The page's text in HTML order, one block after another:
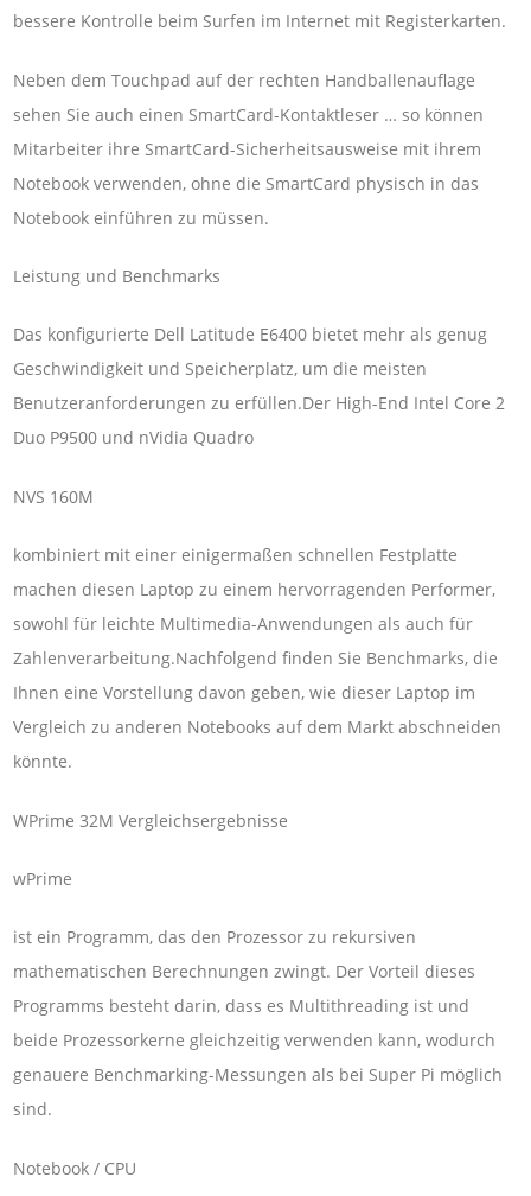
bessere Kontrolle beim Surfen im Internet mit Registerkarten.
Neben dem Touchpad auf der rechten Handballenauflage
sehen Sie auch einen SmartCard-Kontaktleser … so können
Mitarbeiter ihre SmartCard-Sicherheitsausweise mit ihrem
Notebook verwenden, ohne die SmartCard physisch in das
Notebook einführen zu müssen.
Leistung und Benchmarks
Das konfigurierte Dell Latitude E6400 bietet mehr als genug
Geschwindigkeit und Speicherplatz, um die meisten
Benutzeranforderungen zu erfüllen.Der High-End Intel Core 2
Duo P9500 und nVidia Quadro
NVS 160M
kombiniert mit einer einigermaßen schnellen Festplatte
machen diesen Laptop zu einem hervorragenden Performer,
sowohl für leichte Multimedia-Anwendungen als auch für
Zahlenverarbeitung.Nachfolgend finden Sie Benchmarks, die
Ihnen eine Vorstellung davon geben, wie dieser Laptop im
Vergleich zu anderen Notebooks auf dem Markt abschneiden
könnte.
WPrime 32M Vergleichsergebnisse
wPrime
ist ein Programm, das den Prozessor zu rekursiven
mathematischen Berechnungen zwingt. Der Vorteil dieses
Programms besteht darin, dass es Multithreading ist und
beide Prozessorkerne gleichzeitig verwenden kann, wodurch
genauere Benchmarking-Messungen als bei Super Pi möglich
sind.
Notebook / CPU